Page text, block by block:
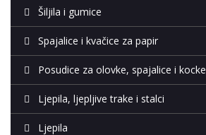
Šiljila i gumice
Spajalice i kvačice za papir
Posudice za olovke, spajalice i kocke
Ljepila, ljepljive trake i stalci
Ljepila